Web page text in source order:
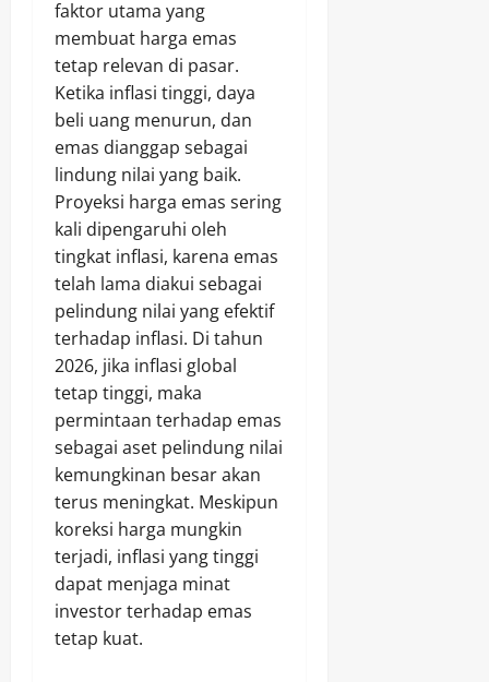
faktor utama yang
membuat harga emas
tetap relevan di pasar.
Ketika inflasi tinggi, daya
beli uang menurun, dan
emas dianggap sebagai
lindung nilai yang baik.
Proyeksi harga emas sering
kali dipengaruhi oleh
tingkat inflasi, karena emas
telah lama diakui sebagai
pelindung nilai yang efektif
terhadap inflasi. Di tahun
2026, jika inflasi global
tetap tinggi, maka
permintaan terhadap emas
sebagai aset pelindung nilai
kemungkinan besar akan
terus meningkat. Meskipun
koreksi harga mungkin
terjadi, inflasi yang tinggi
dapat menjaga minat
investor terhadap emas
tetap kuat.